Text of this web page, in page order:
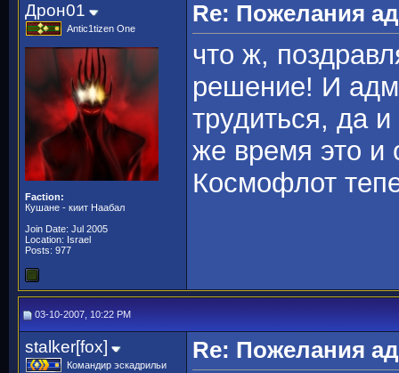
Дрон01
Antic1tizen One
Faction:
Кушане - киит Наабал
Join Date: Jul 2005
Location: Israel
Posts: 977
Re: Пожелания
что ж,
решение! И
трудиться, да
же время это и
Космофлот
03-10-2007, 10:22 PM
stalker[fox]
Командир эскадрильи
Re: Пожелания